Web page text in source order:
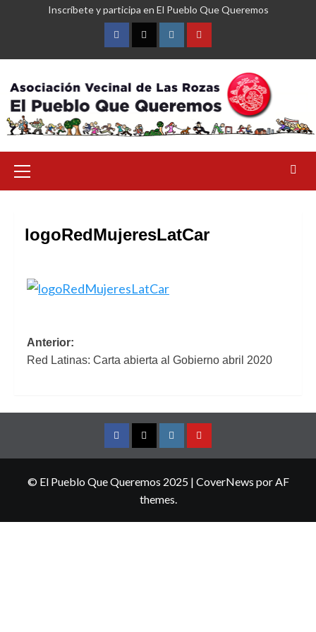
Inscríbete y participa en El Pueblo Que Queremos
FacebookTwitterInstagramYouTube
primario
logoRedMujeresLatCar
Navegación
de
Anterior:
Red Latinas: Carta abierta al Gobierno abril 2020
FacebookTwitterInstagramYouTube
© El Pueblo Que Queremos 2025 | CoverNews por AF
themes.